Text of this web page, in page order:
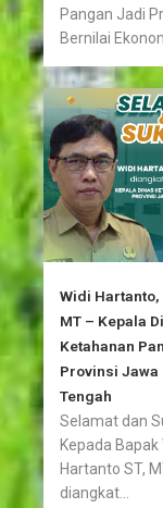
Pangan Jadi
Bernilai
Widi Hartanto,
MT – Kepala
Ketahanan
Provinsi Jawa
Tengah
Selamat dan
Kepada Bapak
Hartanto ST,
diangkat...